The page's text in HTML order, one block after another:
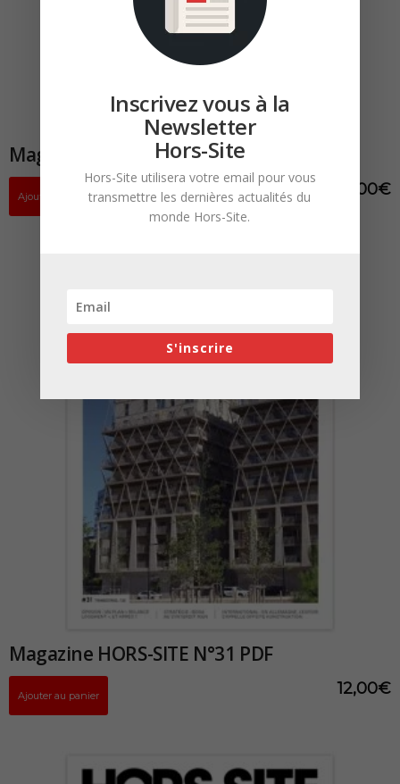
Magazine HORS-SITE N°30 PDF
12,00€
Ajouter au panier
Magazine HORS-SITE N°31 PDF
12,00€
Ajouter au panier
Inscrivez vous à la
Newsletter
Hors-Site
Hors-Site utilisera votre email pour vous
transmettre les dernières actualités du
monde Hors-Site.
S'inscrire